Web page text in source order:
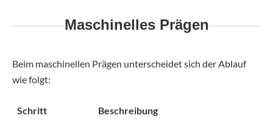
Maschinelles Prägen
Beim maschinellen Prägen unterscheidet sich der Ablauf
wie folgt:
Schritt Beschreibung